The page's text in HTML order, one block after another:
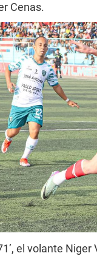
Cenas.
el volante